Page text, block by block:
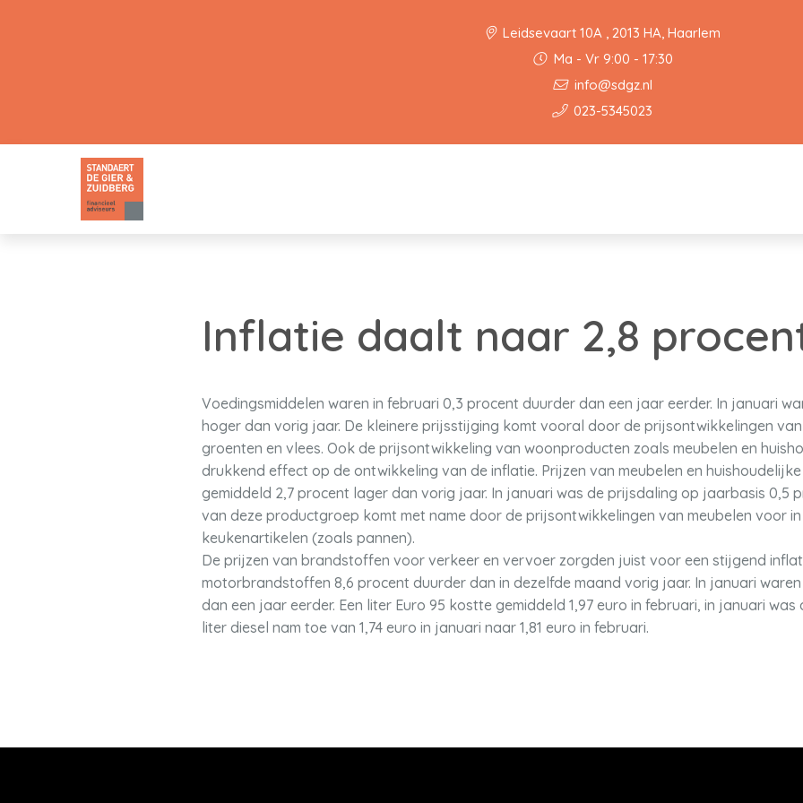
Leidsevaart 10A , 2013 HA, Haarlem
Ma - Vr 9:00 - 17:30
info@sdgz.nl
023-5345023
Inflatie daalt naar 2,8
Voedingsmiddelen waren in februari 0,3 procent duurder dan een jaar eerder. In januari
hoger dan vorig jaar. De kleinere prijsstijging komt vooral door de prijsontwikkelingen
groenten en vlees. Ook de prijsontwikkeling van woonproducten zoals meubelen en
drukkend effect op de ontwikkeling van de inflatie. Prijzen van meubelen en
gemiddeld 2,7 procent lager dan vorig jaar. In januari was de prijsdaling op jaarbasis 0,5
van deze productgroep komt met name door de prijsontwikkelingen van meubelen voor
keukenartikelen (zoals pannen).
De prijzen van brandstoffen voor verkeer en vervoer zorgden juist voor een stijgend
motorbrandstoffen 8,6 procent duurder dan in dezelfde maand vorig jaar. In januari
dan een jaar eerder. Een liter Euro 95 kostte gemiddeld 1,97 euro in februari, in januari was
liter diesel nam toe van 1,74 euro in januari naar 1,81 euro in februari.